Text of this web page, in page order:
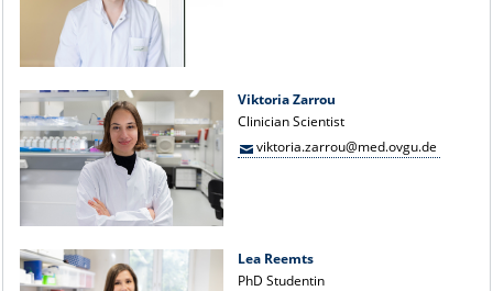
Viktoria Zarrou
Clinician Scientist
viktoria.zarrou@med.ovgu.de
Lea Reemts
PhD Studentin